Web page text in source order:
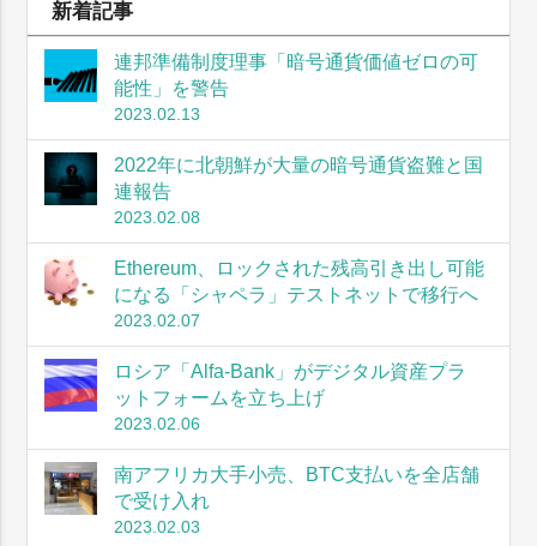
新着記事
連邦準備制度理事「暗号通貨価値ゼロの可
能性」を警告
2023.02.13
2022年に北朝鮮が大量の暗号通貨盗難と国
連報告
2023.02.08
Ethereum、ロックされた残高引き出し可能
になる「シャペラ」テストネットで移行へ
2023.02.07
ロシア「Alfa-Bank」がデジタル資産プラ
ットフォームを立ち上げ
2023.02.06
南アフリカ大手小売、BTC支払いを全店舗
で受け入れ
2023.02.03